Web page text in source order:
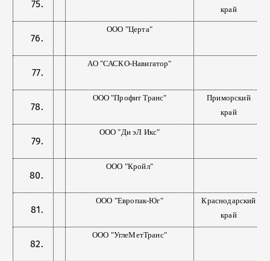
край
ООО "Церта"
АО "САСКО-Навигатор"
ООО "Профит Транс"
Приморский
край
ООО "Ди эЛ Икс"
ООО "Кройл"
ООО "Европак-Юг"
Краснодарский
край
ООО "УглеМетТранс"